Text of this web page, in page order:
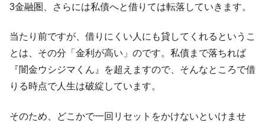
『Money1』
韓国政府『BYD』車への補助金を全廃 ⇒ 実
1.9倍！
『Money1』
在韓米国大使スティールが着韓！⇒ さっそ
く空港に詰めかけ「出て行け！」「極右勢力」のプラカー
ドを掲げる「在韓反米勢力」
ータセンター整備」⇒ だから無理だってば。
3金融圏、さらには私債へと借りては転落していきます。
当たり前ですが、借りにくい人にも貸してくれるというこ
とは、その分「金利が高い」のです。私債まで落ちれば
『闇金ウシジマくん』を超えますので、そんなところで借
りる時点で人生は破綻しています。
そのため、どこかで一回リセットをかけないといけませ